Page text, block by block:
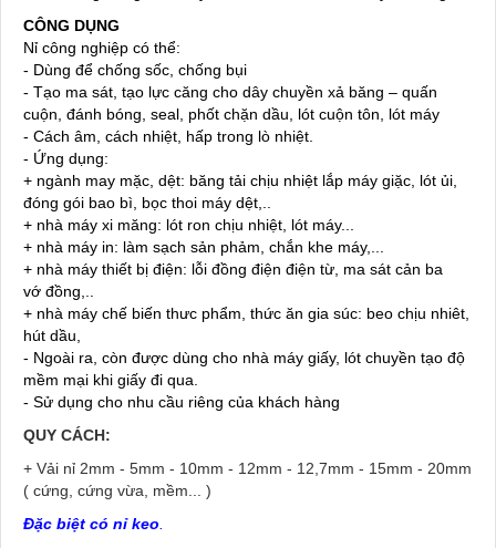
CÔNG DỤNG
Nỉ công nghiệp có thể:
- Dùng để chống sốc, chống bụi
- Tạo ma sát, tạo lực căng cho dây chuyền xả băng – quấn
cuộn, đánh bóng, seal, phốt chặn dầu, lót cuộn tôn, lót máy
- Cách âm, cách nhiệt, hấp trong lò nhiệt.
- Ứng dụng:
+ ngành may mặc, dệt: băng tải chịu nhiệt lắp máy giặc, lót ủi,
đóng gói bao bì, bọc thoi máy dệt,..
+ nhà máy xi măng: lót ron chịu nhiệt, lót máy...
+ nhà máy in: làm sạch sản phảm, chắn khe máy,...
+ nhà máy thiết bị điện: lỗi đồng điện điện từ, ma sát cản ba
vớ đồng,..
+ nhà máy chế biến thưc phẩm, thức ăn gia súc: beo chịu nhiêt,
hút dầu,
- Ngoài ra, còn được dùng cho nhà máy giấy, lót chuyền tạo độ
mềm mại khi giấy đi qua.
- Sử dụng cho nhu cầu riêng của khách hàng
QUY CÁCH:
+ Vải nỉ 2mm - 5mm - 10mm - 12mm - 12,7mm - 15mm - 20mm
( cứng, cứng vừa, mềm... )
Đặc biệt có nỉ keo